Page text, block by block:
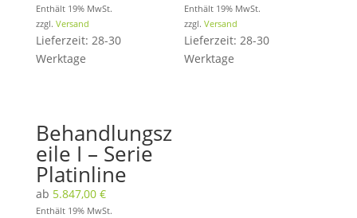
Enthält 19% MwSt.
zzgl. Versand
Lieferzeit: 28-30
Werktage
Enthält 19% MwSt.
zzgl.Versand
Lieferzeit: 28-30
Werktage
Behandlungsz
eile I – Serie
Platinline
ab 5.847,00 €
Enthält 19% MwSt.